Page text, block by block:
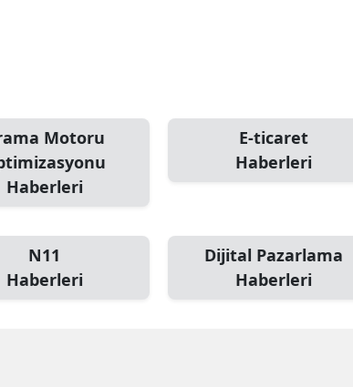
Motoru
Haberleri
E-ticaret
Haberleri
N11
Haberleri
Dijital Pazarlama
Haberleri